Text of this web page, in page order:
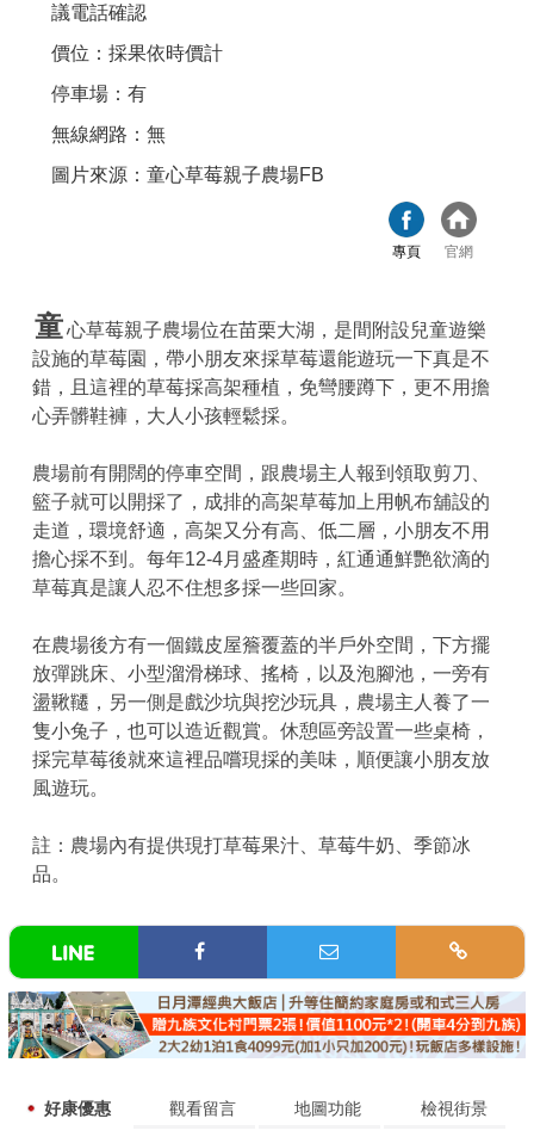
議電話確認
價位：採果依時價計
停車場：有
無線網路：無
圖片來源：童心草莓親子農場FB
專頁 官網
童心草莓親子農場位在苗栗大湖，是間附設兒童遊樂
設施的草莓園，帶小朋友來採草莓還能遊玩一下真是不
錯，且這裡的草莓採高架種植，免彎腰蹲下，更不用擔
心弄髒鞋褲，大人小孩輕鬆採。
農場前有開闊的停車空間，跟農場主人報到領取剪刀、
籃子就可以開採了，成排的高架草莓加上用帆布舖設的
走道，環境舒適，高架又分有高、低二層，小朋友不用
擔心採不到。每年12-4月盛產期時，紅通通鮮艷欲滴的
草莓真是讓人忍不住想多採一些回家。
在農場後方有一個鐵皮屋簷覆蓋的半戶外空間，下方擺
放彈跳床、小型溜滑梯球、搖椅，以及泡腳池，一旁有
盪鞦韆，另一側是戲沙坑與挖沙玩具，農場主人養了一
隻小兔子，也可以造近觀賞。休憩區旁設置一些桌椅，
採完草莓後就來這裡品嚐現採的美味，順便讓小朋友放
風遊玩。
註：農場內有提供現打草莓果汁、草莓牛奶、季節冰
品。
好康優惠 觀看留言 地圖功能 檢視街景